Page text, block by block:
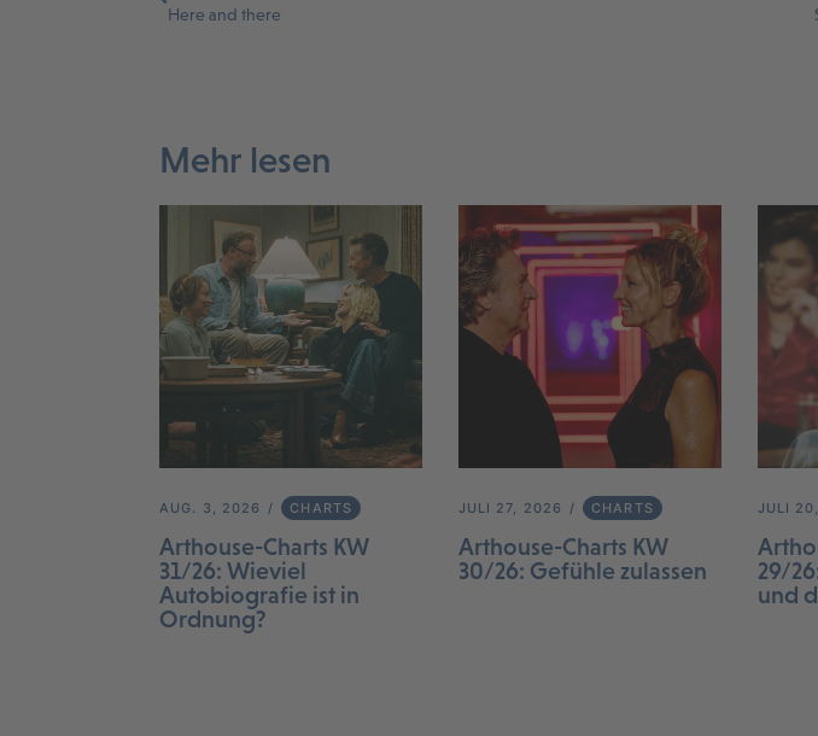
Here and there
Mehr lesen
AUG. 3, 2026 CHARTS
Arthouse-Charts KW
31/26: Wieviel
Autobiografie ist in
Ordnung?
JULI 27, 2026 CHARTS
Arthouse-Charts KW
30/26: Gefühle zulassen
JULI
29/
und